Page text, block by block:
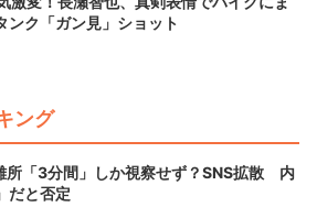
ンク「ガン見」ショット
ング
所「3分間」しか視察せず？SNS拡散 内
だと否定